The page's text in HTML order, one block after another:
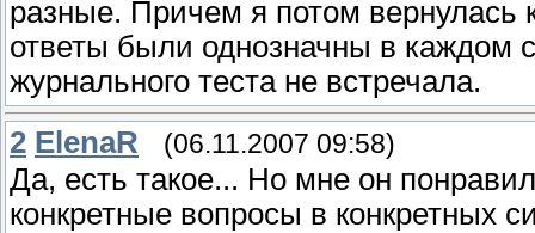
разные. Причем я потом вернулась
ответы были однозначны в каждом
журнального теста не встречала.
2 ElenaR (06.11.2007 09:58)
Да, есть такое... Но мне он
конкретные вопросы в конкретных